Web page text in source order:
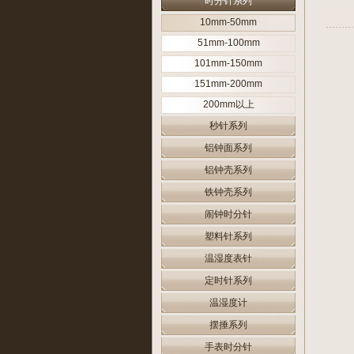
10mm-50mm
51mm-100mm
101mm-150mm
151mm-200mm
200mm以上
秒针系列
铝钟面系列
铝钟壳系列
铁钟壳系列
闹钟时分针
塑料针系列
温湿度表针
定时针系列
温湿度计
摆捶系列
手表时分针